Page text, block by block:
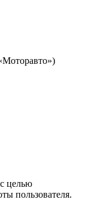
целью
пользователя.